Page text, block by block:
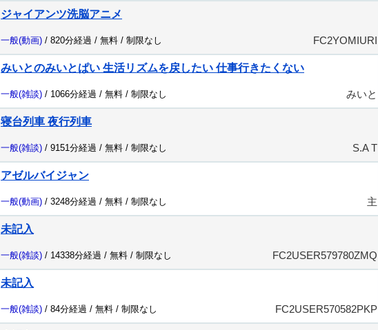
ジャイアンツ洗脳アニメ
一般(動画) / 820分経過 / 無料 / 制限なし FC2YOMIURI
みいとのみいとぱい 生活リズムを戻したい 仕事行きたくない
一般(雑談) / 1066分経過 / 無料 / 制限なし みいと
寝台列車 夜行列車
一般(雑談) / 9151分経過 / 無料 / 制限なし S.A T
アゼルバイジャン
一般(動画) / 3248分経過 / 無料 / 制限なし 主
未記入
一般(雑談) / 14338分経過 / 無料 / 制限なし FC2USER579780ZMQ
未記入
一般(雑談) / 84分経過 / 無料 / 制限なし FC2USER570582PKP